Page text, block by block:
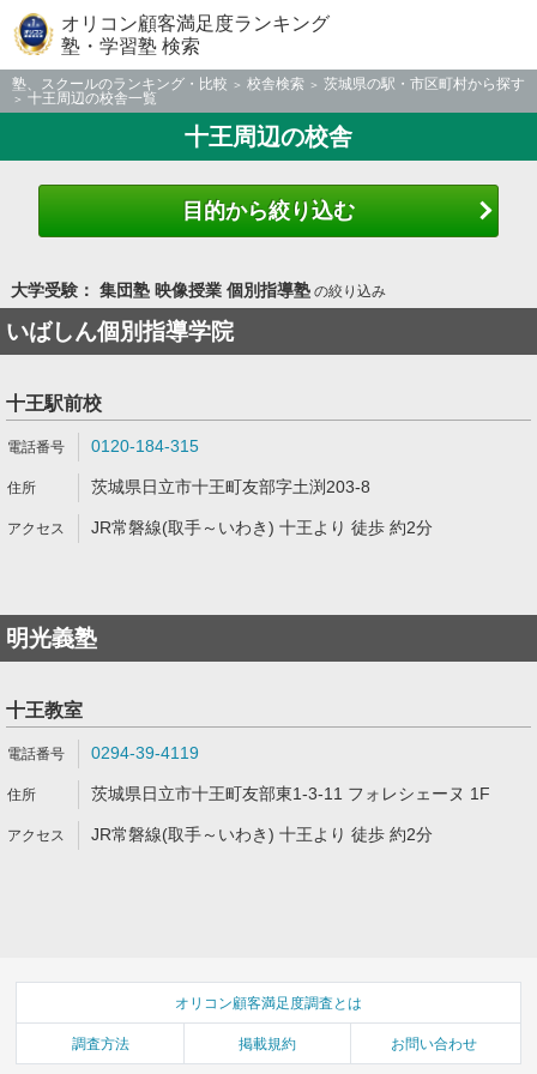
オリコン顧客満足度ランキング
塾・学習塾 検索
塾、スクールのランキング・比較 校舎検索
茨城県の駅・市区町村から探す
十王周辺の校舎一覧
十王周辺の校舎
目的から絞り込む
大学受験： 集団塾 映像授業 個別指導塾の絞り込み
いばしん個別指導学院
十王駅前校
0120-184-315
茨城県日立市十王町友部字土渕203-8
JR常磐線(取手～いわき) 十王より 徒歩 約2分
明光義塾
十王教室
0294-39-4119
茨城県日立市十王町友部東1-3-11 フォレシェーヌ 1F
JR常磐線(取手～いわき) 十王より 徒歩 約2分
オリコン顧客満足度調査とは
調査方法 掲載規約 お問い合わせ